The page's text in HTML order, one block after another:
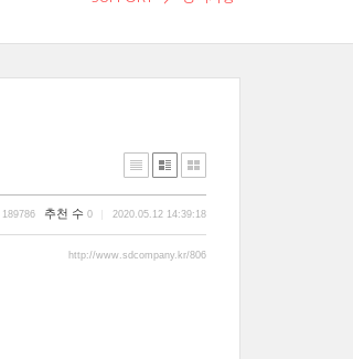
189786 추천 수 0 2020.05.12 14:39:18
http://www.sdcompany.kr/806